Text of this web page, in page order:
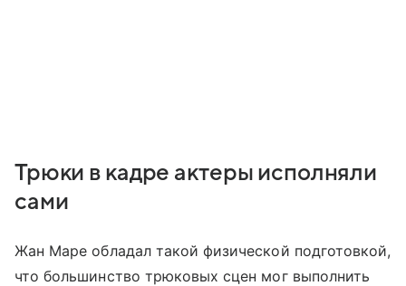
Трюки в кадре актеры исполняли
сами
Жан Маре обладал такой физической подготовкой,
что большинство трюковых сцен мог выполнить